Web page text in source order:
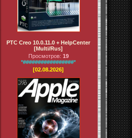
PTC Creo 10.0.11.0 + HelpCenter
[Multi/Rus]
Просмотров: 19
*#################*
[02.08.2026]